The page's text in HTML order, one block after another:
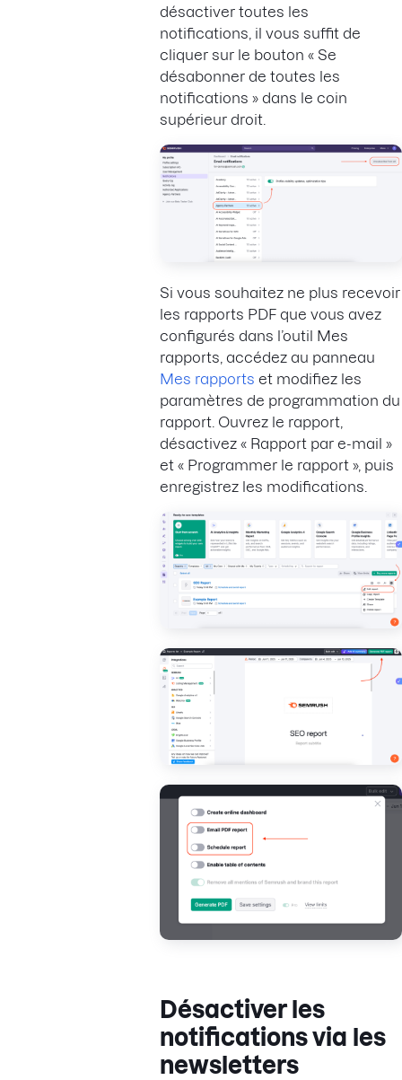
désactiver toutes les
notifications, il vous suffit de
cliquer sur le bouton « Se
désabonner de toutes les
notifications » dans le coin
supérieur droit.
Si vous souhaitez ne plus recevoir
les rapports PDF que vous avez
configurés dans l’outil Mes
rapports, accédez au panneau
Mes rapports et modifiez les
paramètres de programmation du
rapport. Ouvrez le rapport,
désactivez « Rapport par e-mail »
et « Programmer le rapport », puis
enregistrez les modifications.
Désactiver les
notifications via les
newsletters